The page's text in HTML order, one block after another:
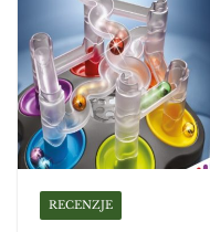
RECENZJE